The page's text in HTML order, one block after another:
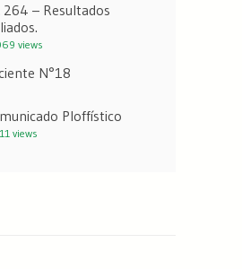
264 – Resultados
views
N°18
Ploffístico
views